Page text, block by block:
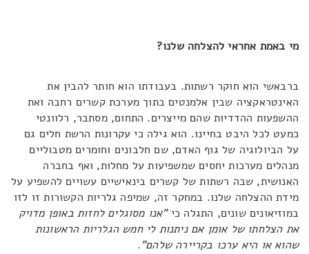
מי באמת אחראי להצלחה שלנו?
ברבאשי הוא חוקר רשתות. בעבודתו הוא חותר להבין את
האינטראקציה שבין אלמנטים בתוך מערכת קשרים רחבה ואת
ההשפעות ההדדיות שהם מייצרים. התחום, מסתבר, רלוונטי
כמעט לכל היבט בחיינו. הוא גילה כי עקרונות הרשת חלים גם
על הביולוגיה של גוף האדם, שם חלבונים וחומרים מטבוליים
מנהלים מערכות יחסים שמשפיעות על מחלות, ואף בחברה
האנושית, שבה רשתות של קשרים בינאישיים עשויים להשפיע על
מידת ההצלחה שלנו. במחקר זה, שמיפה גלריות הקשורות זו לזו
במוזיאונים שונים, התגלה כי"אנו מסוגלים לחזות באופן מדויק
את הצלחתו של אומן אם ניתנות לי חמש הגלריות הראשונות
שהוא או היא ערכו בקריירה שלהם".